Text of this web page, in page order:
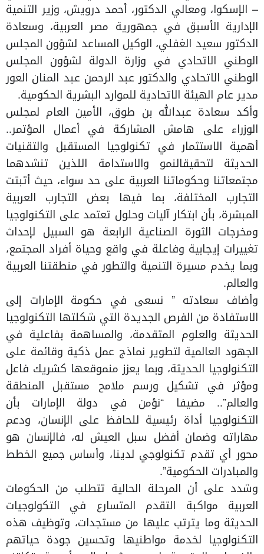
– الإسكوا، ومعالي الدكتور، أحمد درويش، وزير التنمية
الإدارية الأسبق في جمهورية مصر العربية، وسعادة
الدكتور سعيد الغفلي، الوكيل المساعد لشؤون المجلس
الوطني الاتحادي في وزارة الدولة لشؤون المجلس
الوطني الاتحادي والدكتور عبد الرحمن عبد المنان العور
مدير عام الهيئة الاتحادية للموارد البشرية الحكومية.
وأكد سعادة عبدالله بن طوق، الأمين العام لمجلس
الوزراء على هامش المشاركة في أعمال المؤتمر..
أهمية الاستثمار في تكنولوجيا المستقبل والتقنيات
الحديثة لتحقيقالنمو والاستدامة اللذين تنشدهما
مجتمعاتنا وحكوماتنا العربية على حد سواء، حيث أثبتت
التجارب المختلفة، بما فيها بعض التجارب العربية
المبشرة، بأن ابتكار آليات وحلول تعتمد على التكنولوجيا
ومخرجات الثورة الصناعية الرابعة هو السبيل لإحداث
تغييرات إيجابية وفاعلة في واقع وحياة أفراد المجتمع،
وبما يخدم مسيرة التنمية والتطور في منطقتنا العربية
والعالم.
وأضاف سعادته ” نسعى في حكومة الإمارات إلى
الاستفادة من الفرص الجديدة التي شكلتها التكنولوجيا
الحديثة والعلوم المتقدمة، والمساهمة بفاعلية في
الجهود العالمية لتطوير نماذج عمل ذكية وقائمة على
التكنولوجيا الحديثة، وبما يعزز منموقعها كشريك فاعل
ومؤثر في تشكيل ورسم ملامح مستقبل المنطقة
والعالم”.. مضيفا “نؤمن في دولة الإمارات بأن
التكنولوجيا أداة رئيسية للحافظ على الإنسان، ودعم
مهاراته وضمان أفضل سبل العيش له، فالإنسان هو
محور أي تقدم تكنولوجي لدينا، وأساس جميع الخطط
والمبادرات الحكومية”.
وشدد على أن المرحلة الحالية تتطلب من الحكومات
العربية مواكبة التقدم المتسارع في التكولوجيات
الحديثة وما يترتب عليها من مستجدات، وتوظيف هذه
التكنولوجيا لخدمة مواطنيها وتحسين جودة حياتهم